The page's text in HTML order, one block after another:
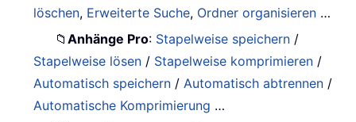
löschen, Erweiterte Suche, Ordner organisieren …
📁Anhänge Pro: Stapelweise speichern /
Stapelweise lösen / Stapelweise komprimieren /
Automatisch speichern / Automatisch abtrennen /
Automatische Komprimierung …